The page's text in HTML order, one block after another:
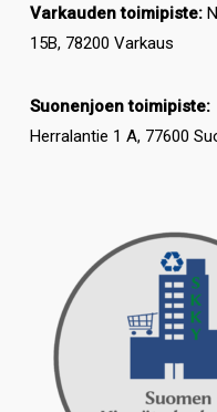
Varkauden toimipiste:
15B, 78200 Varkaus
Suonenjoen toimipiste:
Herralantie 1 A, 77600